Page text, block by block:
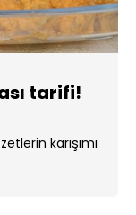
tarifi!
karışımı